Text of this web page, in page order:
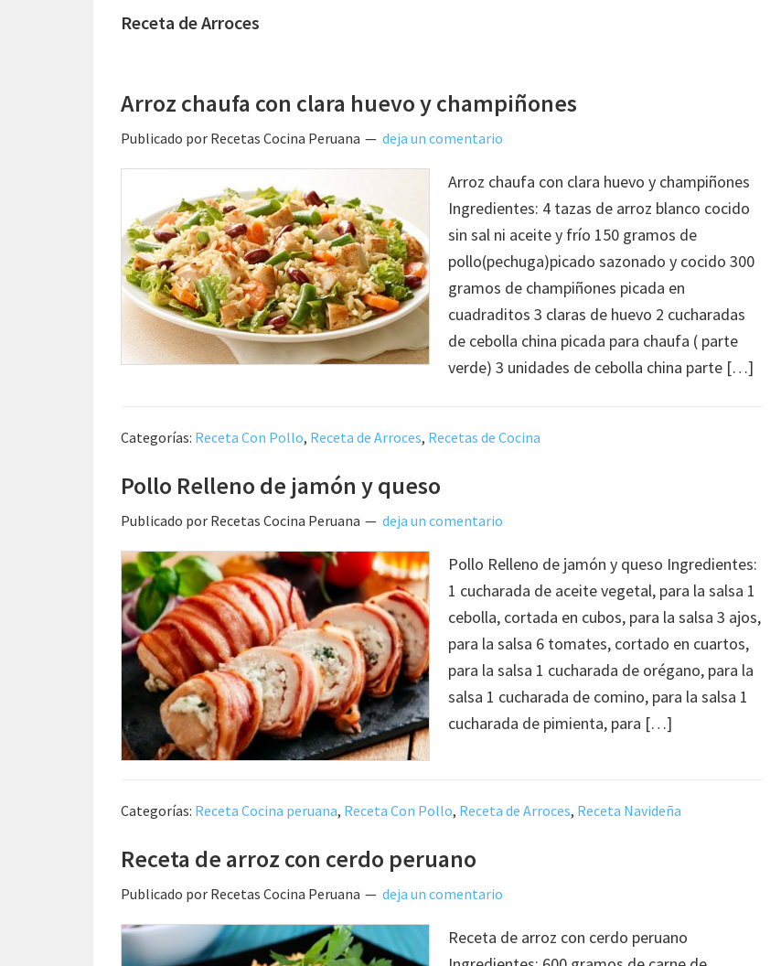
Receta de Arroces
Arroz chaufa con clara huevo y champiñones
Publicado por Recetas Cocina Peruana deja un comentario
Arroz chaufa con clara huevo y champiñones
Ingredientes: 4 tazas de arroz blanco cocido
sin sal ni aceite y frío 150 gramos de
pollo(pechuga)picado sazonado y cocido 300
gramos de champiñones picada en
cuadraditos 3 claras de huevo 2 cucharadas
de cebolla china picada para chaufa ( parte
verde) 3 unidades de cebolla china parte […]
Categorías: Receta Con Pollo, Receta de Arroces, Recetas de Cocina
Pollo Relleno de jamón y queso
Publicado por Recetas Cocina Peruana deja un comentario
Pollo Relleno de jamón y queso Ingredientes:
1 cucharada de aceite vegetal, para la salsa 1
cebolla, cortada en cubos, para la salsa 3 ajos,
para la salsa 6 tomates, cortado en cuartos,
para la salsa 1 cucharada de orégano, para la
salsa 1 cucharada de comino, para la salsa 1
cucharada de pimienta, para […]
Categorías: Receta Cocina peruana, Receta Con Pollo, Receta de Arroces, Receta Navideña
Receta de arroz con cerdo peruano
Publicado por Recetas Cocina Peruana deja un comentario
Receta de arroz con cerdo peruano